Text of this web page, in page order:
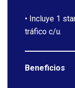
• Incluye 1
tráfico c/u.
Beneficios